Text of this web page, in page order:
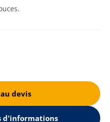
devis
d'informations